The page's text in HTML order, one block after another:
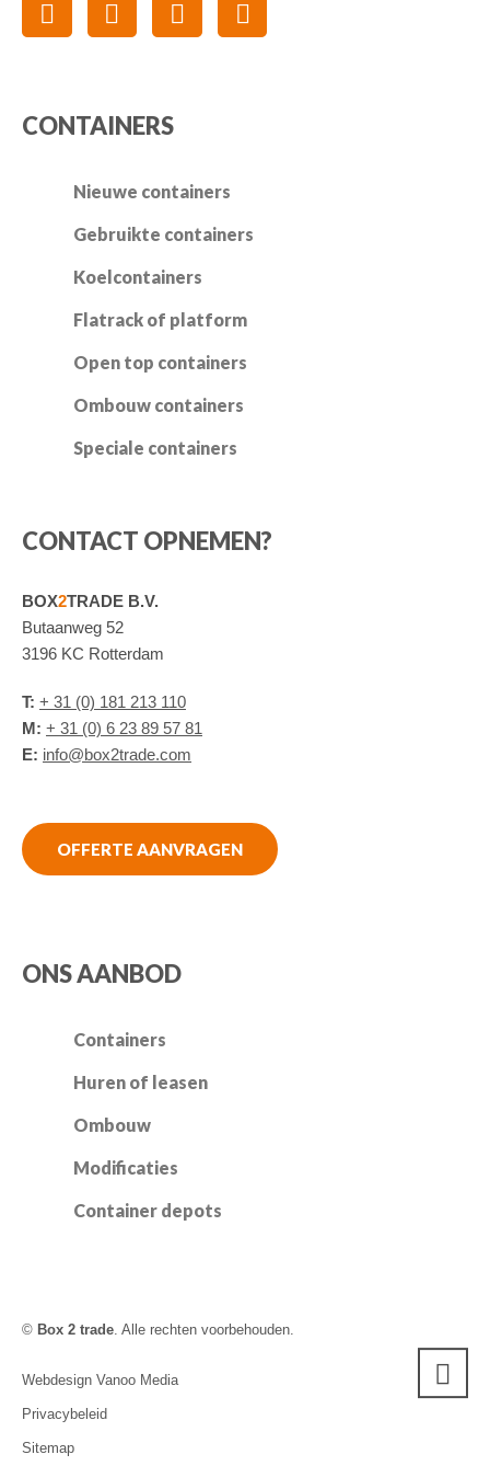
CONTAINERS
Nieuwe containers
Gebruikte containers
Koelcontainers
Flatrack of platform
Open top containers
Ombouw containers
Speciale containers
CONTACT OPNEMEN?
BOX2TRADE B.V.
Butaanweg 52
3196 KC Rotterdam
T: + 31 (0) 181 213 110
M: + 31 (0) 6 23 89 57 81
E: info@box2trade.com
OFFERTE AANVRAGEN
ONS AANBOD
Containers
Huren of leasen
Ombouw
Modificaties
Container depots
© Box 2 trade . Alle rechten voorbehouden.
Webdesign Vanoo Media
Privacybeleid
Sitemap